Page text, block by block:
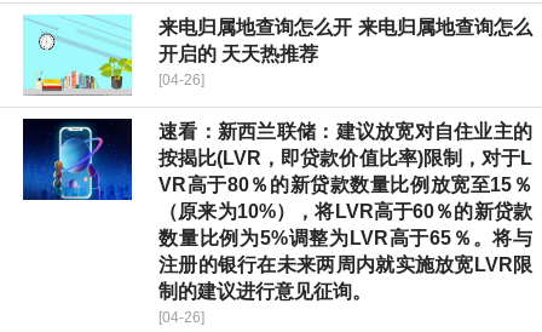
来电归属地查询怎么开 来电归属地查询怎么
开启的 天天热推荐
[04-26]
速看：新西兰联储：建议放宽对自住业主的
按揭比(LVR，即贷款价值比率)限制，对于L
VR高于80％的新贷款数量比例放宽至15％
（原来为10%），将LVR高于60％的新贷款
数量比例为5%调整为LVR高于65％。将与
注册的银行在未来两周内就实施放宽LVR限
制的建议进行意见征询。
[04-26]